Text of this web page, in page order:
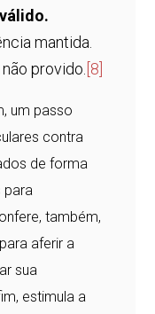
mantida.
provido. [8]
um passo
contra
de forma
para
também,
aferir a
sua
estimula a